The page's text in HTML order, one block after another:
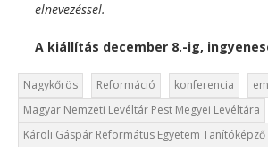
elnevezéssel.
A kiállítás december 8.-ig,
Nagykőrös Reformáció konferencia
Magyar Nemzeti Levéltár Pest Megyei Levéltára
Károli Gáspár Református Egyetem Tanítóképző